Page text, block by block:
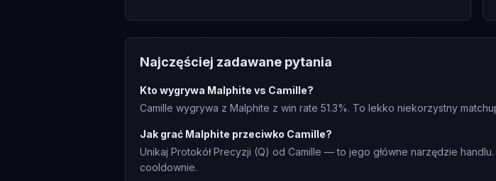
Najczęściej zadawane pytania
Kto wygrywa Malphite vs Camille?
Camille wygrywa z Malphite z win rate 51.3%. To lekko niekorzystny
Jak grać Malphite przeciwko Camille?
Unikaj Protokół Precyzji (Q) od Camille — to jego główne narzędzie
cooldownie.